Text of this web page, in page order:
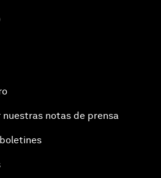
notas de prensa